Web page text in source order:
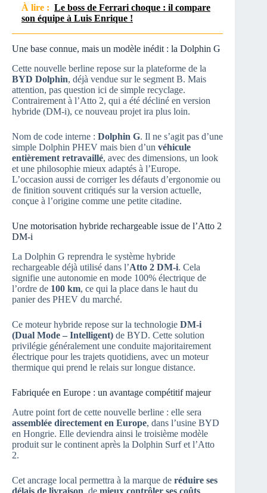
À lire : Le boss de Ferrari choque : il compare
son équipe à Luis Enrique !
Une base connue, mais un modèle inédit : la Dolphin G
Cette nouvelle berline repose sur la plateforme de la
BYD Dolphin, déjà vendue sur le segment B. Mais
attention, pas question ici de simple recyclage.
Contrairement à l’Atto 2, qui a été décliné en version
hybride (DM-i), ce nouveau projet ira plus loin.
Nom de code interne : Dolphin G. Il ne s’agit pas d’une
simple Dolphin PHEV mais bien d’un véhicule
entièrement retravaillé, avec des dimensions, un look
et une philosophie mieux adaptés à l’Europe.
L’occasion aussi de corriger les défauts d’ergonomie ou
de finition souvent critiqués sur la version actuelle,
conçue à l’origine comme une petite citadine.
Une motorisation hybride rechargeable issue de l’Atto 2
DM-i
La Dolphin G reprendra le système hybride
rechargeable déjà utilisé dans l’Atto 2 DM-i. Cela
signifie une autonomie en mode 100% électrique de
l’ordre de 100 km, ce qui la place dans le haut du
panier des PHEV du marché.
Ce moteur hybride repose sur la technologie DM-i
(Dual Mode – Intelligent) de BYD. Cette solution
privilégie généralement une conduite majoritairement
électrique pour les trajets quotidiens, avec un moteur
thermique qui prend le relais sur longue distance.
Fabriquée en Europe : un avantage compétitif majeur
Autre point fort de cette nouvelle berline : elle sera
assemblée directement en Europe, dans l’usine BYD
en Hongrie. Elle deviendra ainsi le troisième modèle
produit sur le continent après la Dolphin Surf et l’Atto
2.
Cet ancrage local permettra à la marque de réduire ses
délais de livraison , de mieux contrôler ses coûts